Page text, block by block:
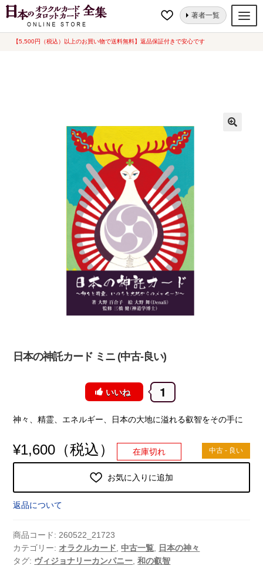
【5,500円（税込）以上のお買い物で送料無料】返品保証付きで安心です
ナ
コ
著者一覧
オラクルカード
カード関連グッズ
ホーム オラクルカード 日本の神々
日本の神託カード ミニ (中古-良
日本の神託カード ミニ (中古-良い)
いいね 1
神々、精霊、エネルギー、日本の大地に溢れる叡智をその手に
中古 - 良い
¥1,600 （税込） 在庫切れ
お気に入りに追加
返品について
商品コード: 260522_21723
カテゴリー: オラクルカード ,中古一覧
日本の神々
タグ: ヴィジョナリーカンパニー ,和の叡智